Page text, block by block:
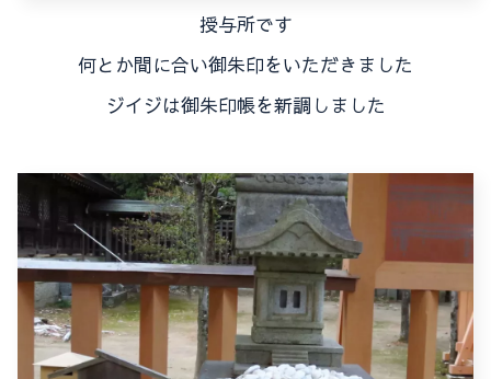
授与所です
何とか間に合い御朱印をいただきました
ジイジは御朱印帳を新調しました